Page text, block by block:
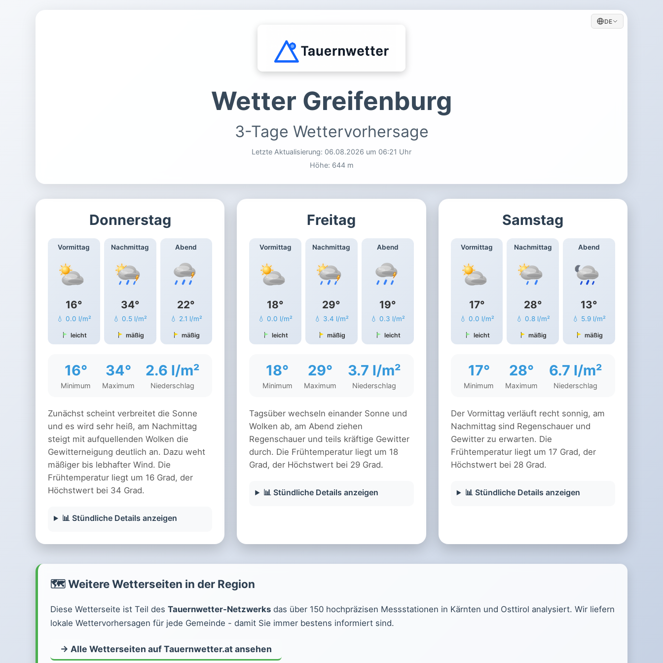
DE
Wetter Greifenburg
3-Tage Wettervorhersage
Letzte Aktualisierung: 06.08.2026 um 06:21 Uhr
Höhe: 644 m
Donnerstag
Vormittag
16°
💧 0.0 l/m²
leicht
Nachmittag
34°
💧 0.5 l/m²
mäßig
Abend
22°
💧 2.1 l/m²
mäßig
16°
Minimum
34°
Maximum
2.6 l/m²
Niederschlag
Zunächst scheint verbreitet die Sonne
und es wird sehr heiß, am Nachmittag
steigt mit aufquellenden Wolken die
Gewitterneigung deutlich an. Dazu weht
mäßiger bis lebhafter Wind. Die
Frühtemperatur liegt um 16 Grad, der
Höchstwert bei 34 Grad.
📊 Stündliche Details anzeigen
Freitag
Vormittag
18°
💧 0.0 l/m²
leicht
Nachmittag
29°
💧 3.4 l/m²
mäßig
Abend
19°
💧 0.3 l/m²
leicht
18°
Minimum
29°
Maximum
3.7 l/m²
Niederschlag
Tagsüber wechseln einander Sonne und
Wolken ab, am Abend ziehen
Regenschauer und teils kräftige Gewitter
durch. Die Frühtemperatur liegt um 18
Grad, der Höchstwert bei 29 Grad.
📊 Stündliche Details anzeigen
Samstag
Vormittag
17°
💧 0.0 l/m²
leicht
Nachmittag
28°
💧 0.8 l/m²
mäßig
Abend
13°
💧 5.9 l/m²
mäßig
17°
Minimum
28°
Maximum
6.7 l/m²
Niederschlag
Der Vormittag verläuft recht sonnig, am
Nachmittag sind Regenschauer und
Gewitter zu erwarten. Die
Frühtemperatur liegt um 17 Grad, der
Höchstwert bei 28 Grad.
📊 Stündliche Details anzeigen
🗺️ Weitere Wetterseiten in der Region
Diese Wetterseite ist Teil des Tauernwetter-Netzwerks das über 150 hochpräzisen Messstationen in Kärnten und Osttirol analysiert. Wir liefern
lokale Wettervorhersagen für jede Gemeinde - damit Sie immer bestens informiert sind.
→ Alle Wetterseiten auf Tauernwetter.at ansehen